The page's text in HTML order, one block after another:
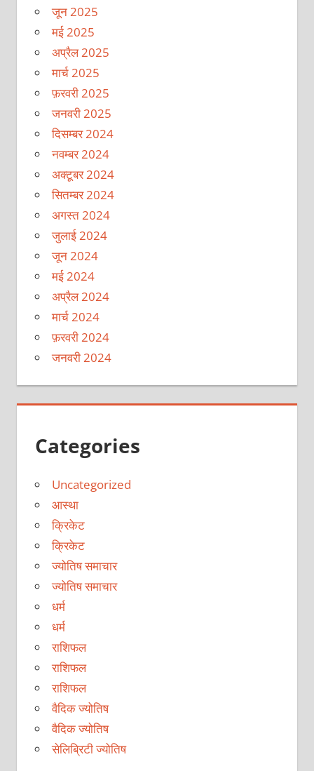
जून 2025
मई 2025
अप्रैल 2025
मार्च 2025
फ़रवरी 2025
जनवरी 2025
दिसम्बर 2024
नवम्बर 2024
अक्टूबर 2024
सितम्बर 2024
अगस्त 2024
जुलाई 2024
जून 2024
मई 2024
अप्रैल 2024
मार्च 2024
फ़रवरी 2024
जनवरी 2024
Categories
Uncategorized
आस्था
क्रिकेट
क्रिकेट
ज्योतिष समाचार
ज्योतिष समाचार
धर्म
धर्म
राशिफल
राशिफल
राशिफल
वैदिक ज्योतिष
वैदिक ज्योतिष
सेलिब्रिटी ज्योतिष